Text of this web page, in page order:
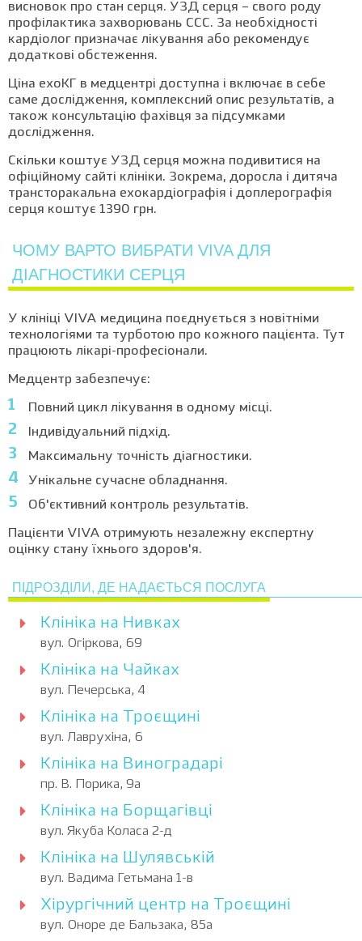
висновок про стан серця. УЗД серця – свого роду
профілактика захворювань ССС. За необхідності
кардіолог призначає лікування або рекомендує
додаткові обстеження.
Ціна ехоКГ в медцентрі доступна і включає в себе
саме дослідження, комплексний опис результатів, а
також консультацію фахівця за підсумками
дослідження.
Скільки коштує УЗД серця можна подивитися на
офіційному сайті клініки. Зокрема, доросла і дитяча
трансторакальна ехокардіографія і доплерографія
серця коштує 1390 грн.
ЧОМУ ВАРТО ВИБРАТИ VIVA ДЛЯ
ДІАГНОСТИКИ СЕРЦЯ
У клініці VIVA медицина поєднується з новітніми
технологіями та турботою про кожного пацієнта. Тут
працюють лікарі-професіонали.
Медцентр забезпечує:
Повний цикл лікування в одному місці.
Індивідуальний підхід.
Максимальну точність діагностики.
Унікальне сучасне обладнання.
Об'єктивний контроль результатів.
Пацієнти VIVA отримують незалежну експертну
оцінку стану їхнього здоров'я.
ПІДРОЗДІЛИ, ДЕ НАДАЄТЬСЯ ПОСЛУГА
Клініка на Нивках
вул. Огіркова, 69
Клініка на Чайках
вул. Печерська, 4
Клініка на Троєщині
вул. Лаврухіна, 6
Клініка на Виноградарі
пр. В. Порика, 9а
Клініка на Борщагівці
вул. Якуба Коласа 2-д
Клініка на Шулявській
вул. Вадима Гетьмана 1-в
Хірургічний центр на Троєщині
вул. Оноре де Бальзака, 85а